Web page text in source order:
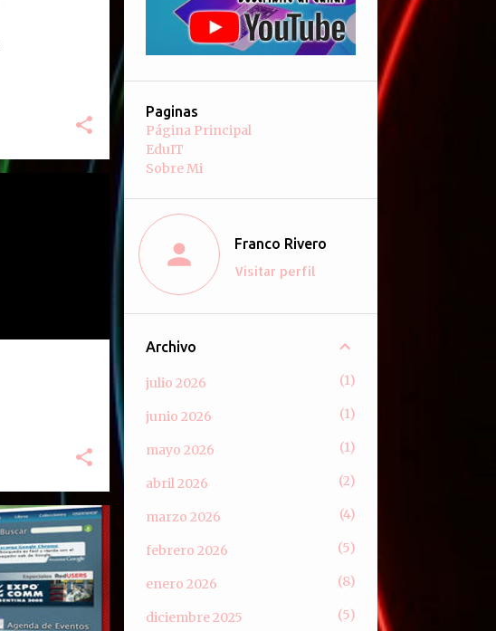
Paginas
Página Principal
EduIT
Sobre Mi
Franco Rivero
Visitar perfil
Archivo
julio 2026 1
junio 2026 1
mayo 2026 1
abril 2026 2
marzo 2026 4
febrero 2026 5
enero 2026 8
diciembre 2025 5